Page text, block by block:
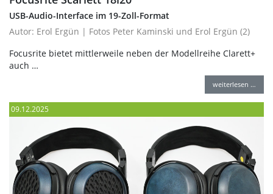
USB-Audio-Interface im 19-Zoll-Format
Autor: Erol Ergün | Fotos Peter Kaminski und Erol Ergün (2)
Focusrite bietet mittlerweile neben der Modellreihe Clarett+
auch …
weiterlesen …
09.12.2025